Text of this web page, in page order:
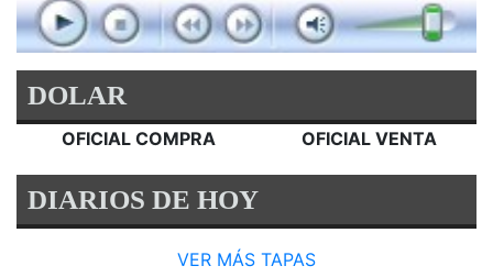
DOLAR
OFICIAL COMPRA OFICIAL VENTA
DIARIOS DE HOY
VER MÁS TAPAS